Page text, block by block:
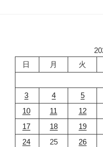
日
月 火
3
4 5
10
11 12
17
18 19
24
25 26